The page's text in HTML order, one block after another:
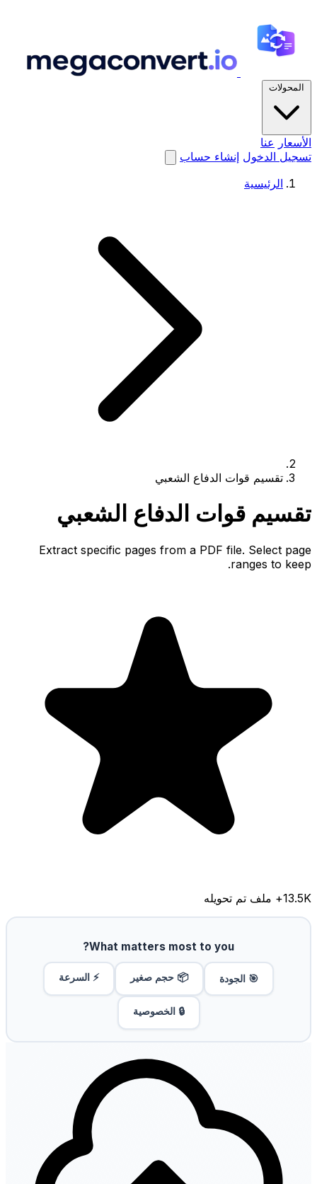
المحولات
الأسعار عنا
تسجيل الدخول إنشاء حساب
الرئيسية
تقسيم قوات الدفاع الشعبي
تقسيم قوات الدفاع الشعبي
Extract specific pages from a PDF file. Select page
ranges to keep.
13.5K+ ملف تم تحويله
What matters most to you?
🎯 الجودة 📦 حجم صغير ⚡ السرعة
🔒 الخصوصية